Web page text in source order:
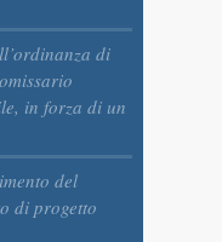
di
in forza di un
del
di progetto